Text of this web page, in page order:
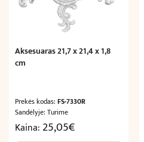
Aksesuaras 21,7 x 21,4 x 1,8
cm
Prekės kodas: FS-7330R
Sandėlyje: Turime
Kaina: 25,05€